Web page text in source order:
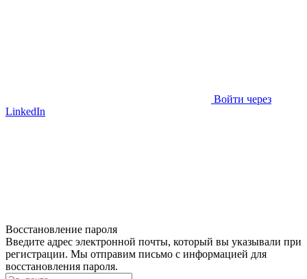
Войти через
LinkedIn
Восстановление пароля
Введите адрес электронной почты, который вы указывали при
регистрации. Мы отправим письмо с информацией для
восстановления пароля.